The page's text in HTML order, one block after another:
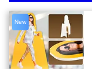
New